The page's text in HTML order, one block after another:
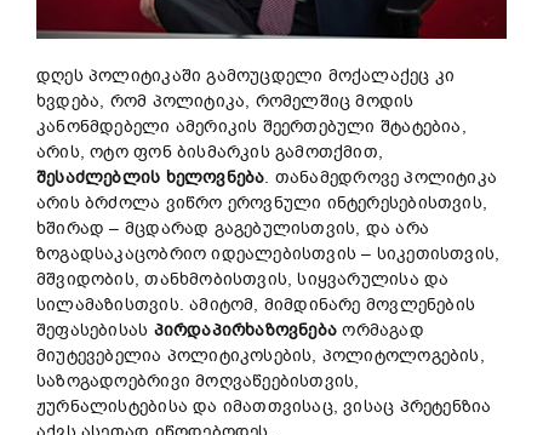
დღეს პოლიტიკაში გამოუცდელი მოქალაქეც კი
ხვდება, რომ პოლიტიკა, რომელშიც მოდის
კანონმდებელი ამერიკის შეერთებული შტატებია,
არის, ოტო ფონ ბისმარკის გამოთქმით,
შესაძლებლის ხელოვნება. თანამედროვე პოლიტიკა
არის ბრძოლა ვიწრო ეროვნული ინტერესებისთვის,
ხშირად – მცდარად გაგებულისთვის, და არა
ზოგადსაკაცობრიო იდეალებისთვის – სიკეთისთვის,
მშვიდობის, თანხმობისთვის, სიყვარულისა და
სილამაზისთვის. ამიტომ, მიმდინარე მოვლენების
შეფასებისას პირდაპირხაზოვნება ორმაგად
მიუტევებელია პოლიტიკოსების, პოლიტოლოგების,
საზოგადოებრივი მოღვაწეებისთვის,
ჟურნალისტებისა და იმათთვისაც, ვისაც პრეტენზია